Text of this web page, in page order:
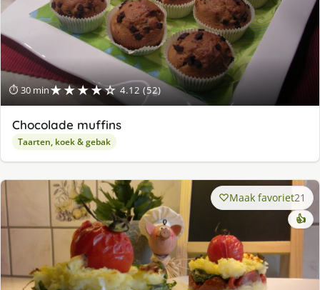
⏱ 30 min★★★★☆ 4.12 (52)
Chocolade muffins
Taarten, koek & gebak
Maak favoriet21
👍